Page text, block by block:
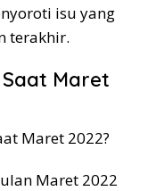
isu yang
terakhir.
Maret
Maret 2022